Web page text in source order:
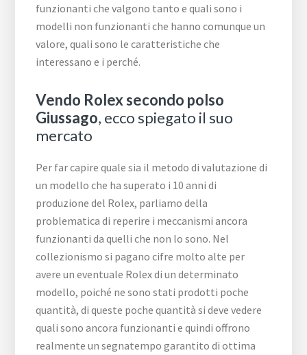
funzionanti che valgono tanto e quali sono i
modelli non funzionanti che hanno comunque un
valore, quali sono le caratteristiche che
interessano e i perché.
Vendo Rolex secondo polso
Giussago, ecco spiegato il suo
mercato
Per far capire quale sia il metodo di valutazione di
un modello che ha superato i 10 anni di
produzione del Rolex, parliamo della
problematica di reperire i meccanismi ancora
funzionanti da quelli che non lo sono. Nel
collezionismo si pagano cifre molto alte per
avere un eventuale Rolex di un determinato
modello, poiché ne sono stati prodotti poche
quantità, di queste poche quantità si deve vedere
quali sono ancora funzionanti e quindi offrono
realmente un segnatempo garantito di ottima